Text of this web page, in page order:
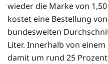
wieder die Marke von
kostet eine Bestellung
bundesweiten
Liter. Innerhalb von
damit um rund 25